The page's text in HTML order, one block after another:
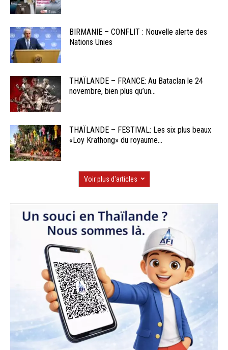
BIRMANIE – CONFLIT : Nouvelle alerte des
Nations Unies
THAÏLANDE – FRANCE: Au Bataclan le 24
novembre, bien plus qu’un...
THAÏLANDE – FESTIVAL: Les six plus beaux
«Loy Krathong» du royaume...
Voir plus d'articles